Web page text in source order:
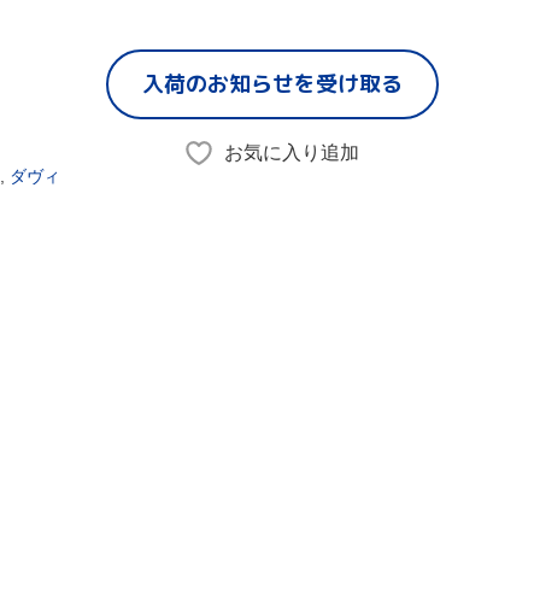
ダヴィ
入荷のお知らせを受け取る
お気に入り追加